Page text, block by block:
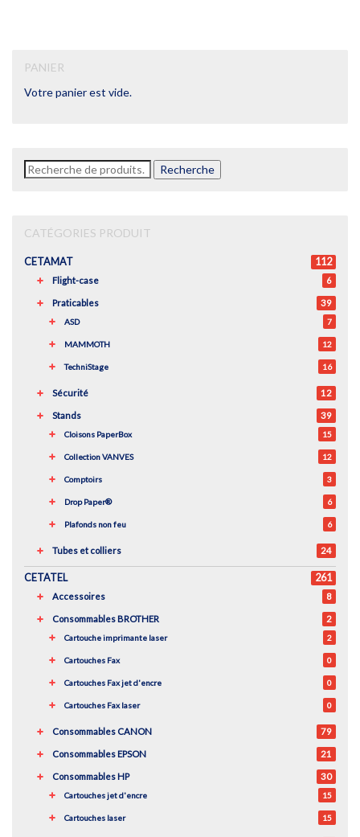
PANIER
Votre panier est vide.
Recherche
pour :
Recherche
CATÉGORIES PRODUIT
CETAMAT 112
Flight-case 6
Praticables 39
ASD 7
MAMMOTH 12
TechniStage 16
Sécurité 12
Stands 39
Cloisons PaperBox 15
Collection VANVES 12
Comptoirs 3
Drop Paper® 6
Plafonds non feu 6
Tubes et colliers 24
CETATEL 261
Accessoires 8
Consommables BROTHER 2
Cartouche imprimante laser 2
Cartouches Fax 0
Cartouches Fax jet d'encre 0
Cartouches Fax laser 0
Consommables CANON 79
Consommables EPSON 21
Consommables HP 30
Cartouches jet d'encre 15
Cartouches laser 15